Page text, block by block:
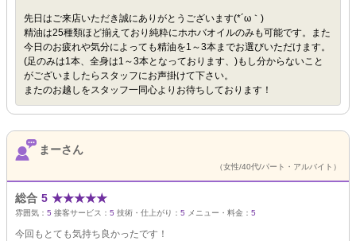
先日はご来店いただき誠にありがとうございます(*´ω｀)
精油は25種類ほど揃えており純粋にホホバオイルのみも可能です。また
今日のお疲れや気分によっても精油を1～3本までお選びいただけます。
(足のみは1本、全身は1～3本となっております、)もし分からないこと
がございましたらスタッフにお声掛けて下さい。
またのお越しをスタッフ一同心よりお待ちしております！
まーさん
（女性/40代/パート・アルバイト）
総合 5 ★★★★★
雰囲気： 5 接客サービス： 5 技術・仕上がり： 5 メニュー・料金： 5
今回もとても気持ち良かったです！